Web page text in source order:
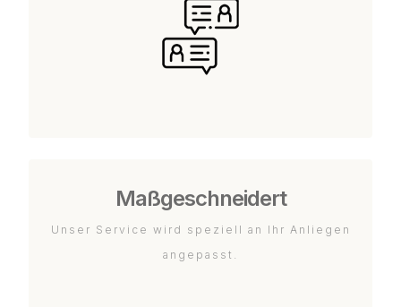
Maßgeschneidert
Unser Service wird speziell an Ihr Anliegen
angepasst.